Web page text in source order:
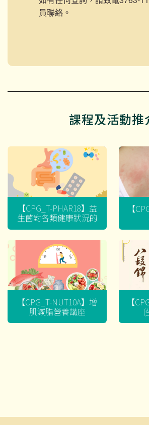
員聯絡。
課程及活動推
【CPG_T-PHAR18】益
生菌對各類健康狀況的
迷思
【
【CPG_T-NUT10A】增
肌減脂營養講座
【
(